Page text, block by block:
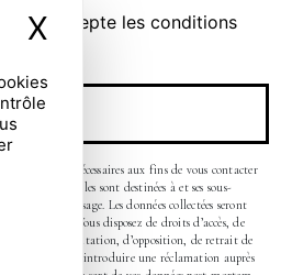
X Masquer le
j'accepte les conditions
**
ENVOYER
sont nécessaires aux fins de vous contacter
informatisé. Elles sont destinées à et ses sous-
à votre message. Les données collectées seront
suivants: . Vous disposez de droits d’accès, de
de limitation, d’opposition, de retrait de
et du droit d’introduire une réclamation auprès